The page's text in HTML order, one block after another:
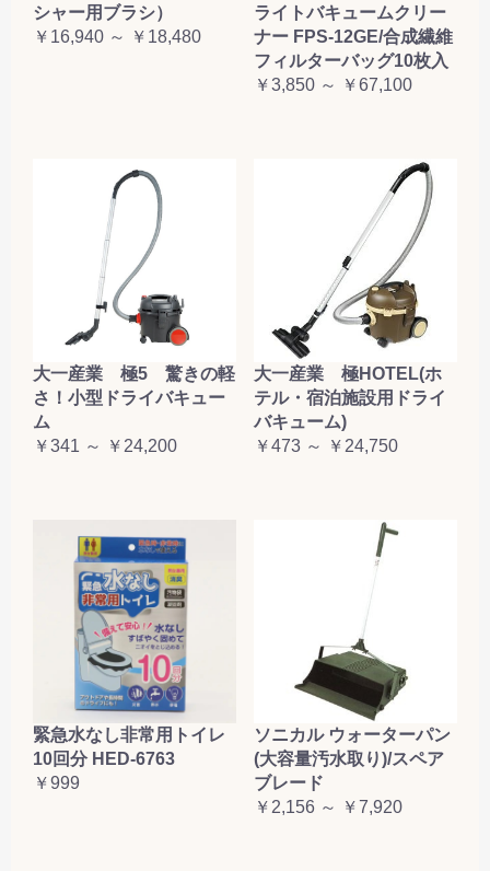
シャー用ブラシ）
￥16,940 ～ ￥18,480
ライトバキュームクリー
ナー FPS-12GE/合成繊維
フィルターバッグ10枚入
￥3,850 ～ ￥67,100
大一産業 極5 驚きの軽
さ！小型ドライバキュー
ム
￥341 ～ ￥24,200
大一産業 極HOTEL(ホ
テル・宿泊施設用ドライ
バキューム)
￥473 ～ ￥24,750
緊急水なし非常用トイレ
10回分 HED-6763
￥999
ソニカル ウォーターパン
(大容量汚水取り)/スペア
ブレード
￥2,156 ～ ￥7,920